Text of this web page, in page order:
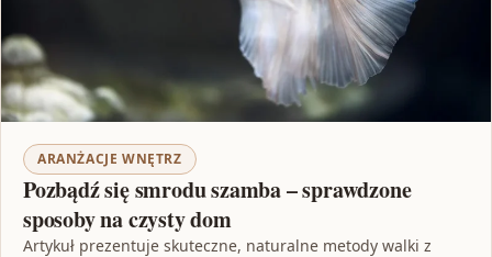
ARANŻACJE WNĘTRZ
Pozbądź się smrodu szamba – sprawdzone
sposoby na czysty dom
Artykuł prezentuje skuteczne, naturalne metody walki z